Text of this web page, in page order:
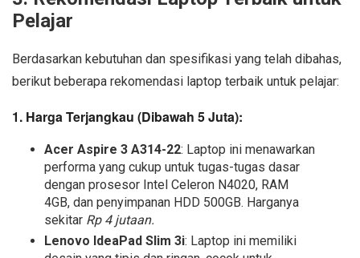
Pelajar
Berdasarkan kebutuhan dan spesifikasi yang telah dibahas,
berikut beberapa rekomendasi laptop terbaik untuk pelajar:
1. Harga Terjangkau (Dibawah 5 Juta):
Acer Aspire 3 A314-22: Laptop ini menawarkan
performa yang cukup untuk tugas-tugas dasar
dengan prosesor Intel Celeron N4020, RAM
4GB, dan penyimpanan HDD 500GB. Harganya
sekitar Rp 4 jutaan.
Lenovo IdeaPad Slim 3i: Laptop ini memiliki